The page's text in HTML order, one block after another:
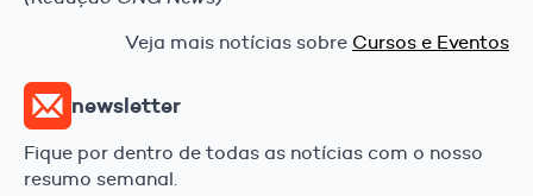
Veja mais notícias sobre Cursos e Eventos
newsletter
Fique por dentro de todas as notícias com o nosso
resumo semanal.